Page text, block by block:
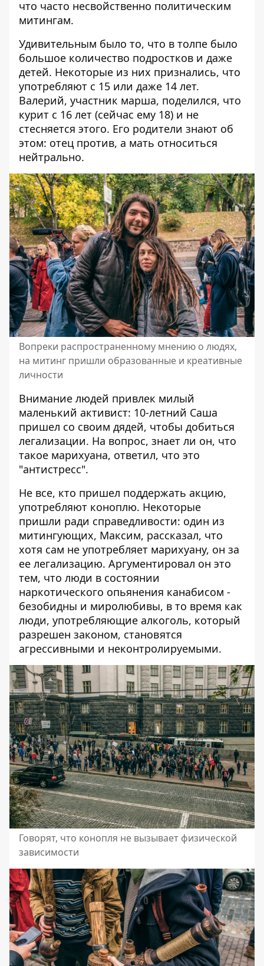
что часто несвойственно политическим
митингам.
Удивительным было то, что в толпе было
большое количество подростков и даже
детей. Некоторые из них признались, что
употребляют с 15 или даже 14 лет.
Валерий, участник марша, поделился, что
курит с 16 лет (сейчас ему 18) и не
стесняется этого. Его родители знают об
этом: отец против, а мать относиться
нейтрально.
Вопреки распространенному мнению о людях,
на митинг пришли образованные и креативные
личности
Внимание людей привлек милый
маленький активист: 10-летний Саша
пришел со своим дядей, чтобы добиться
легализации. На вопрос, знает ли он, что
такое марихуана, ответил, что это
"антистресс".
Не все, кто пришел поддержать акцию,
употребляют коноплю. Некоторые
пришли ради справедливости: один из
митингующих, Максим, рассказал, что
хотя сам не употребляет марихуану, он за
ее легализацию. Аргументировал он это
тем, что люди в состоянии
наркотического опьянения канабисом -
безобидны и миролюбивы, в то время как
люди, употребляющие алкоголь, который
разрешен законом, становятся
агрессивными и неконтролируемыми.
Говорят, что конопля не вызывает физической
зависимости